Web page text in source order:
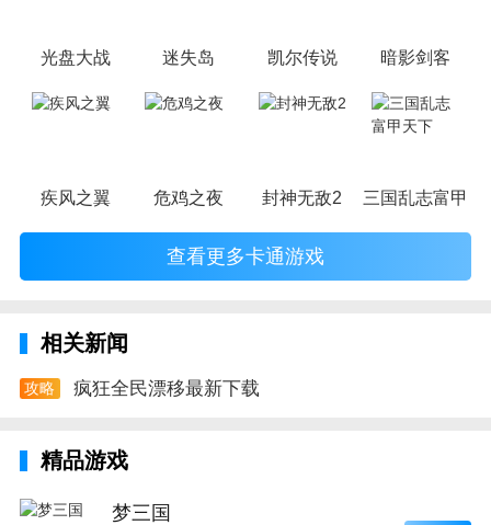
光盘大战 迷失岛 凯尔传说 暗影剑客
疾风之翼 危鸡之夜 封神无敌2 三国乱志富甲天
查看更多卡通游戏
相关新闻
攻略 疯狂全民漂移最新下载
精品游戏
梦三国